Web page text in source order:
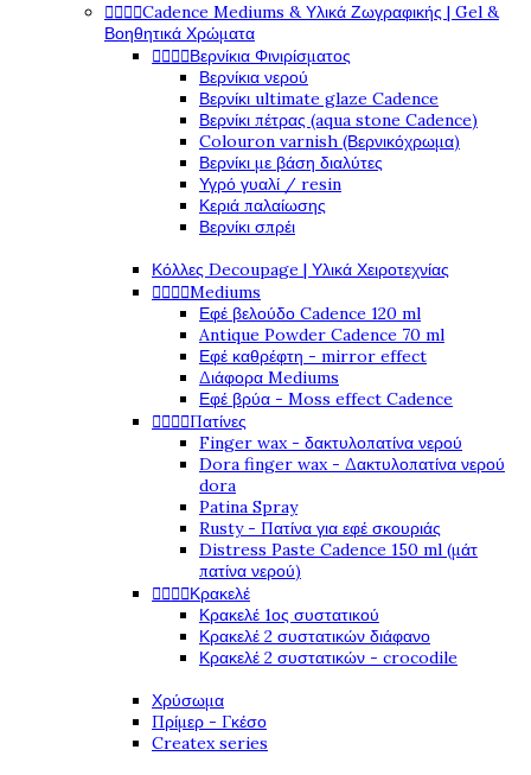
Cadence Mediums & Υλικά Ζωγραφικής | Gel &
Βοηθητικά Χρώματα
Βερνίκια Φινιρίσματος
Βερνίκια νερού
Βερνίκι ultimate glaze Cadence
Βερνίκι πέτρας (aqua stone Cadence)
Colouron varnish (Βερνικόχρωμα)
Βερνίκι με βάση διαλύτες
Υγρό γυαλί / resin
Κεριά παλαίωσης
Βερνίκι σπρέι
Κόλλες Decoupage | Υλικά Χειροτεχνίας
Mediums
Εφέ βελούδο Cadence 120 ml
Antique Powder Cadence 70 ml
Εφέ καθρέφτη - mirror effect
Διάφορα Mediums
Εφέ βρύα - Moss effect Cadence
Πατίνες
Finger wax - δακτυλοπατίνα νερού
Dora finger wax - Δακτυλοπατίνα νερού
dora
Patina Spray
Rusty - Πατίνα για εφέ σκουριάς
Distress Paste Cadence 150 ml (μάτ
πατίνα νερού)
Κρακελέ
Κρακελέ 1ος συστατικού
Κρακελέ 2 συστατικών διάφανο
Κρακελέ 2 συστατικών - crocodile
Χρύσωμα
Πρίμερ - Γκέσο
Createx series